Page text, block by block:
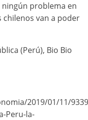
problema en
van a poder
(Perú), Bio Bio
2019/01/11/
Peru-la-